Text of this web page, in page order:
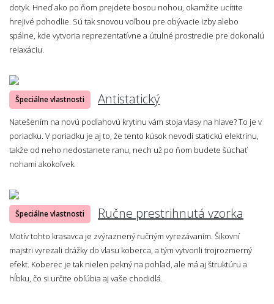
dotyk. Hneď ako po ňom prejdete bosou nohou, okamžite ucítite
hrejivé pohodlie. Sú tak snovou voľbou pre obývacie izby alebo
spálne, kde vytvoria reprezentatívne a útulné prostredie pre dokonalú
relaxáciu.
Špeciálne vlastnosti Antistatický
Natešením na novú podlahovú krytinu vám stoja vlasy na hlave? To je v
poriadku. V poriadku je aj to, že tento kúsok nevodí statickú elektrinu,
takže od neho nedostanete ranu, nech už po ňom budete šúchať
nohami akokoľvek.
Špeciálne vlastnosti Ručne prestrihnutá vzorka
Motív tohto krasavca je zvýraznený ručným vyrezávaním. Šikovní
majstri vyrezali drážky do vlasu koberca, a tým vytvorili trojrozmerný
efekt. Koberec je tak nielen pekný na pohľad, ale má aj štruktúru a
hĺbku, čo si určite obľúbia aj vaše chodidlá.